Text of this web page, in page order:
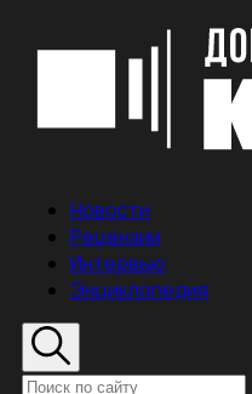
Новости
Рецензии
Интервью
Энциклопедия